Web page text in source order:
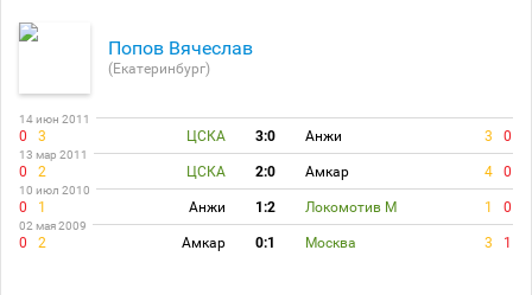
Попов Вячеслав
(Екатеринбург)
14 июн 2011
0 3 ЦСКА 3:0 Анжи 3 0
13 мар 2011
0 2 ЦСКА 2:0 Амкар 4 0
10 июл 2010
0 1 Анжи 1:2 Локомотив М 1 0
02 мая 2009
0 2 Амкар 0:1 Москва 3 1